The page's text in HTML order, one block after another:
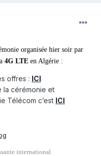
organisée hier soir par
4G LTE en Algérie :
offres : ICI
la cérémonie et
Télécom c’est ICI
international